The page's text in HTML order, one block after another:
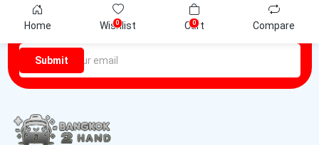
Home 0
Wishlist 0
Cart Compare
Newsletter
Submit